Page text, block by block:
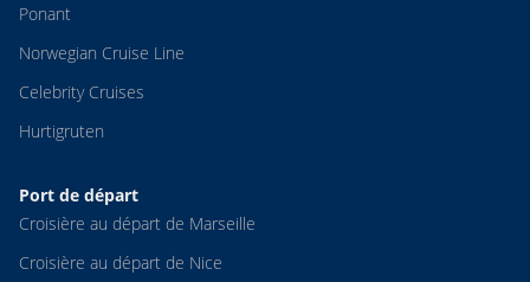
Ponant
Norwegian Cruise Line
Celebrity Cruises
Hurtigruten
Port de départ
Croisière au départ de Marseille
Croisière au départ de Nice